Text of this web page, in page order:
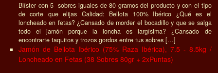
Blíster con 5 sobres iguales de 80 gramos del producto y con el tipo
de corte que elijas Calidad: Bellota 100% Ibérico ¿Qué es el
loncheado en fetas? ¿Cansado de morder el bocadillo y que se salga
todo el jamón porque la loncha es largísima? ¿Cansado de
encontrarte taquitos y trozos gordos entre tus sobres […]
Jamón de Bellota Ibérico (75% Raza Ibérica), 7.5 - 8.5kg /
Loncheado en Fetas (38 Sobres 80gr + 2xPuntas)